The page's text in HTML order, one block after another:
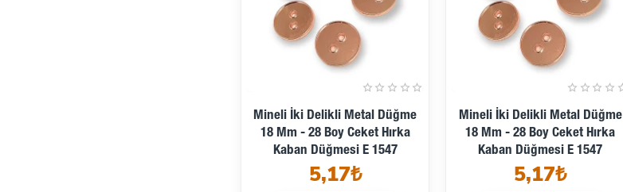
Mineli İki Delikli Metal Düğme
18 Mm - 28 Boy Ceket Hırka
Kaban Düğmesi E 1547
5,17₺
Mineli İki Delikli Metal Düğme
18 Mm - 28 Boy Ceket Hırka
Kaban Düğmesi E 1547
5,17₺